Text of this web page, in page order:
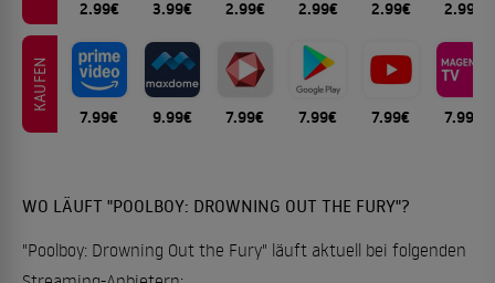
2.99€ 3.99€ 2.99€ 2.99€ 2.99€ 2.99€
KAUFEN
7.99€ 9.99€ 7.99€ 7.99€ 7.99€ 7.99€
WO LÄUFT "POOLBOY: DROWNING OUT THE FURY"?
"Poolboy: Drowning Out the Fury" läuft aktuell bei folgenden